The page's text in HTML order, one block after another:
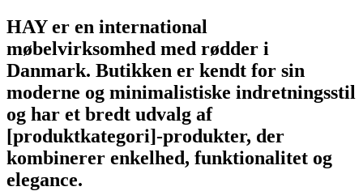
HAY er en international
møbelvirksomhed med rødder i
Danmark. Butikken er kendt for sin
moderne og minimalistiske indretningsstil
og har et bredt udvalg af
[produktkategori]-produkter, der
kombinerer enkelhed, funktionalitet og
elegance.